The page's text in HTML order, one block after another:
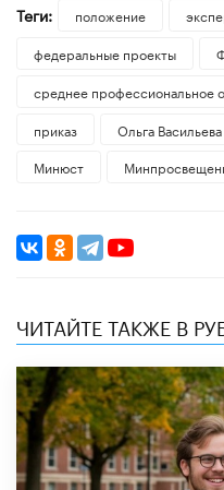
Теги: положение
федеральные проекты
среднее профессиональное
приказ
Ольга Васильева
Минюст
ЧИТАЙТЕ ТАКЖЕ В